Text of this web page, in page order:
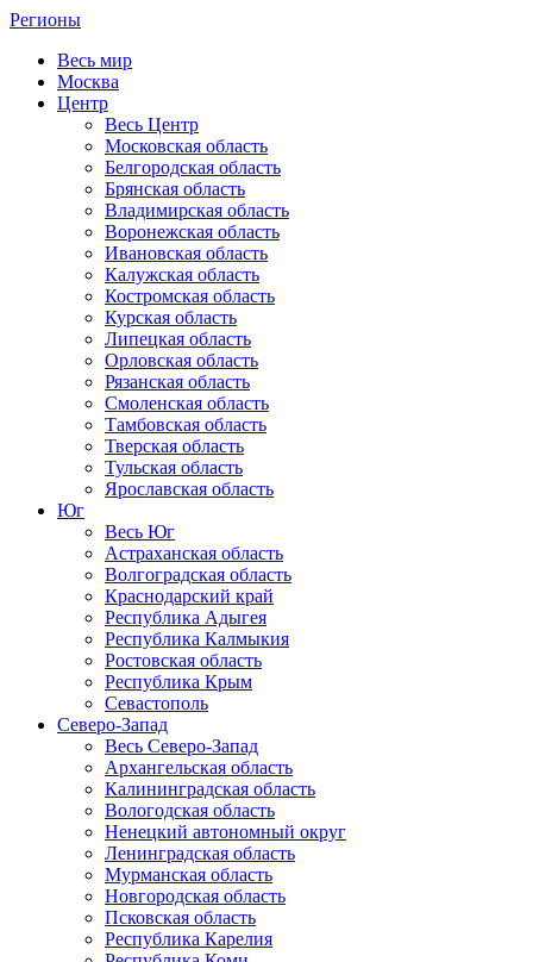
Регионы
Весь мир
Москва
Центр
Весь Центр
Московская область
Белгородская область
Брянская область
Владимирская область
Воронежская область
Ивановская область
Калужская область
Костромская область
Курская область
Липецкая область
Орловская область
Рязанская область
Смоленская область
Тамбовская область
Тверская область
Тульская область
Ярославская область
Юг
Весь Юг
Астраханская область
Волгоградская область
Краснодарский край
Республика Адыгея
Республика Калмыкия
Ростовская область
Республика Крым
Севастополь
Северо-Запад
Весь Северо-Запад
Архангельская область
Калининградская область
Вологодская область
Ненецкий автономный округ
Ленинградская область
Мурманская область
Новгородская область
Псковская область
Республика Карелия